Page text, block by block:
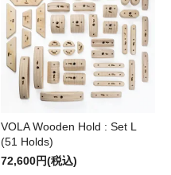
VOLA Wooden Hold : Set L
(51 Holds)
72,600円(税込)